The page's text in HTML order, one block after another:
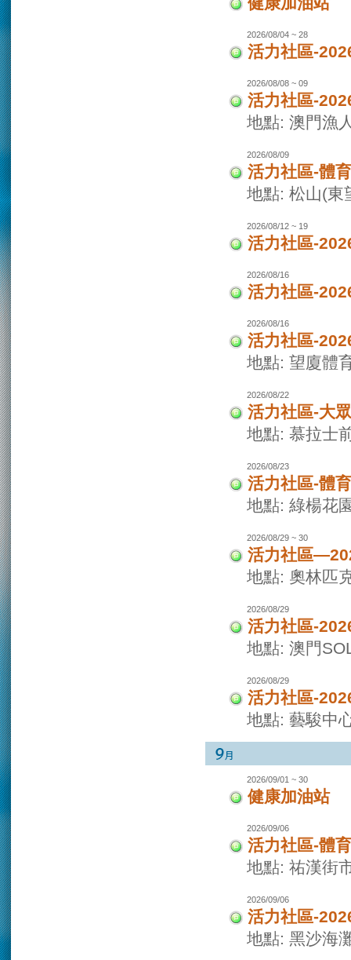
2026/08/04 ~ 28
活力社區-
2026/08/08 ~ 09
活力社區-
地點: 澳門漁
2026/08/09
活力社區-體
地點: 松山(東
2026/08/12 ~ 19
活力社區-
2026/08/16
活力社區-
2026/08/16
活力社區-
地點: 望廈體
2026/08/22
活力社區-大
地點: 慕拉士
2026/08/23
活力社區-體
地點: 綠楊花
2026/08/29 ~ 30
活力社區
地點: 奧林匹
2026/08/29
活力社區-
地點: 澳門
2026/08/29
活力社區-
地點: 藝駿中
2026/09/01 ~ 30
健康加油站
2026/09/06
活力社區-體
地點: 祐漢街
2026/09/06
活力社區-
地點: 黑沙海